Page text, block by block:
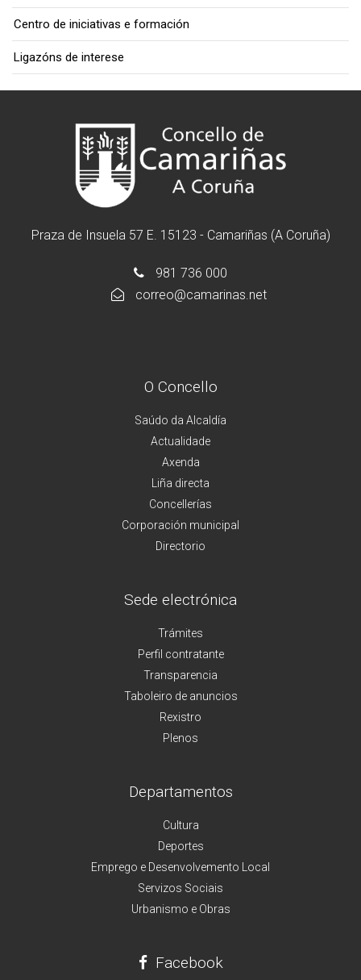
Centro de iniciativas e formación
Ligazóns de interese
Praza de Insuela 57 E. 15123 - Camariñas (A Coruña)
981 736 000
correo@camarinas.net
O Concello
Saúdo da Alcaldía
Actualidade
Axenda
Liña directa
Concellerías
Corporación municipal
Directorio
Sede electrónica
Trámites
Perfil contratante
Transparencia
Taboleiro de anuncios
Rexistro
Plenos
Departamentos
Cultura
Deportes
Emprego e Desenvolvemento Local
Servizos Sociais
Urbanismo e Obras
Facebook